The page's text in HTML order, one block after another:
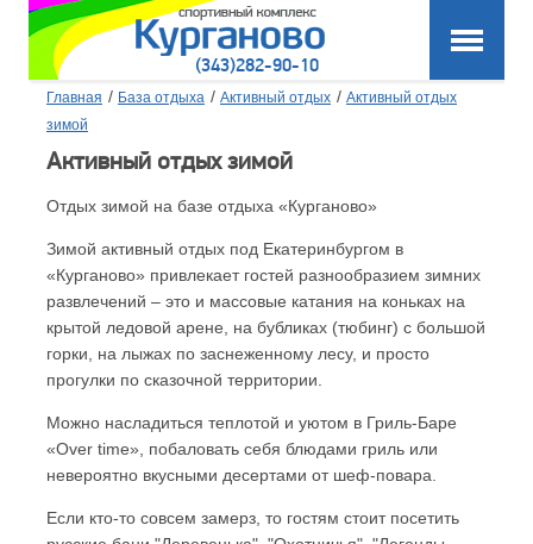
(343)282-90-10
Главная / База отдыха / Активный отдых / Активный отдых
зимой
Активный отдых зимой
Отдых зимой на базе отдыха «Курганово»
Зимой активный отдых под Екатеринбургом в
«Курганово» привлекает гостей разнообразием зимних
развлечений – это и массовые катания на коньках на
крытой ледовой арене, на бубликах (тюбинг) с большой
горки, на лыжах по заснеженному лесу, и просто
прогулки по сказочной территории.
Можно насладиться теплотой и уютом в Гриль-Баре
«Over time», побаловать себя блюдами гриль или
невероятно вкусными десертами от шеф-повара.
Если кто-то совсем замерз, то гостям стоит посетить